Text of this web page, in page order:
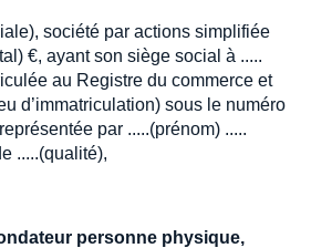
société par actions simplifiée
€, ayant son siège social à .....
au Registre du commerce et
d’immatriculation) sous le numéro
par .....(prénom) .....
.....(qualité),
personne physique,